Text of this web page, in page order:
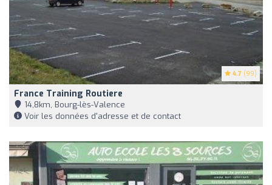
4.7 (99)
France Training Routiere
14,8km, Bourg-lès-Valence
Voir les données d'adresse et de contact